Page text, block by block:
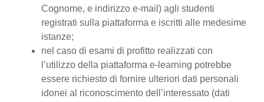
Cognome, e indirizzo e-mail) agli studenti
registrati sulla piattaforma e iscritti alle medesime
istanze;
nel caso di esami di profitto realizzati con
l’utilizzo della piattaforma e-learning potrebbe
essere richiesto di fornire ulteriori dati personali
idonei al riconoscimento dell’interessato (dati